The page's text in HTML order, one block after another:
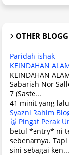
OTHER
Paridah ishak
KEINDAHAN
KEINDAHAN
Sabariah Nor
7 (Saste...
41 minit yang lalu
Syazni Rahim
🥈 Pingat Perak
betul *entry* ni
sebenarnya.
sini sebagai ken...